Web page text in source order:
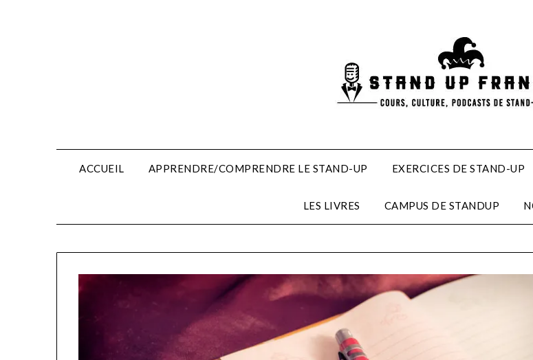
ACCUEIL APPRENDRE/COMPRENDRE LE STAND-UP EXERCICES DE STAND-UP
LES LIVRES CAMPUS DE STANDUP